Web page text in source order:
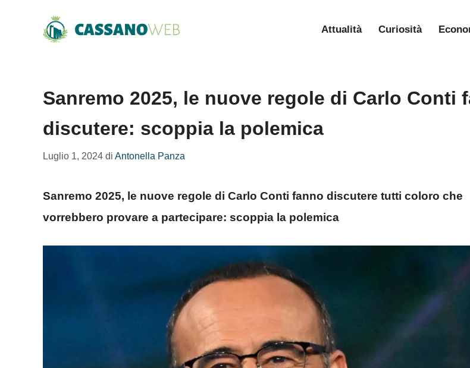
Attualità Curiosità
Sanremo 2025, le nuove regole di Carlo Conti
discutere: scoppia la polemica
Luglio 1, 2024 di Antonella Panza
Sanremo 2025, le nuove regole di Carlo Conti fanno discutere tutti coloro che
vorrebbero provare a partecipare: scoppia la polemica